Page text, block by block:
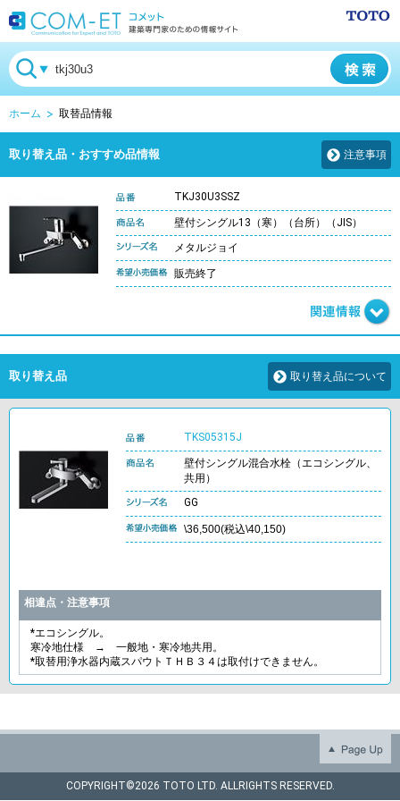
ホーム 取替品情報
取り替え品・おすすめ品情報 注意事項
TKJ30U3SSZ
壁付シングル13（寒）（台所）（JIS）
メタルジョイ
販売終了
取り替え品 取り替え品について
TKS05315J
壁付シングル混合水栓（エコシングル、
共用）
GG
\36,500(税込\40,150)
相違点・注意事項
*エコシングル。
寒冷地仕様 → 一般地・寒冷地共用。
*取替用浄水器内蔵スパウトＴＨＢ３４は取付けできません。
COPYRIGHT©2026 TOTO LTD. ALLRIGHTS RESERVED.